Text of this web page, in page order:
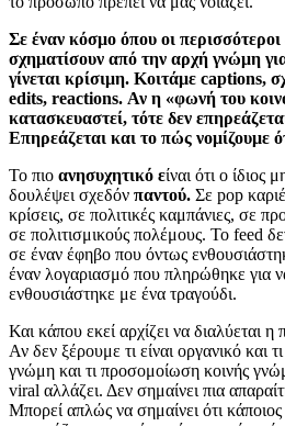
Σε έναν κόσμο όπου οι περισσότεροι
σχηματίσουν από την αρχή γνώμη
γίνεται κρίσιμη. Κοιτάμε captions,
edits, reactions. Αν η «φωνή του
κατασκευαστεί, τότε δεν
Επηρεάζεται και το πώς νομίζουμε
Το πιο ανησυχητικό είναι ότι ο ίδιος
δουλέψει σχεδόν παντού. Σε pop
κρίσεις, σε πολιτικές καμπάνιες, σε
σε πολιτισμικούς πολέμους. Το feed
σε έναν έφηβο που όντως
έναν λογαριασμό που πληρώθηκε για
ενθουσιάστηκε με ένα τραγούδι.
Και κάπου εκεί αρχίζει να διαλύεται η
Αν δεν ξέρουμε τι είναι οργανικό και
γνώμη και τι προσομοίωση κοινής
viral αλλάζει. Δεν σημαίνει πια
Μπορεί απλώς να σημαίνει ότι